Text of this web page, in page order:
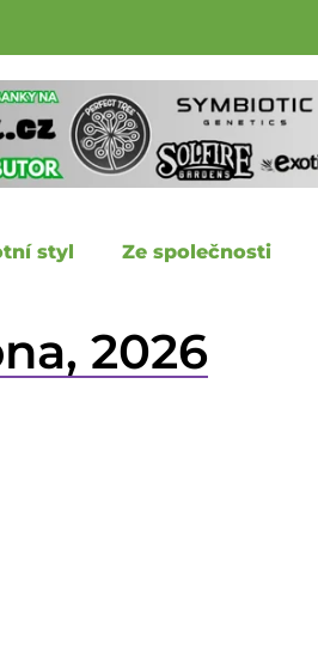
styl Ze společnosti
2026